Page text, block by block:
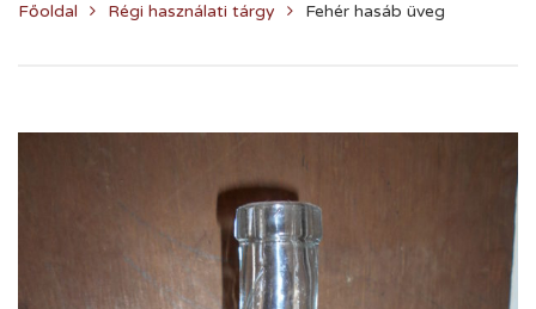
Főoldal Régi használati tárgy Fehér hasáb üveg